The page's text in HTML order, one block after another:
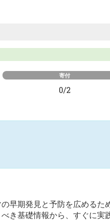
寄付
0/2
早期発見と予防を広めるた
き基礎情報から、すぐに実